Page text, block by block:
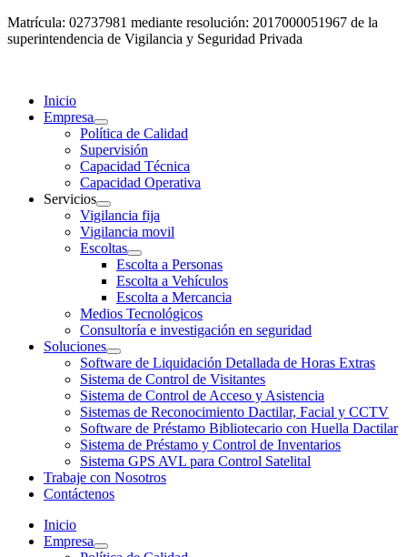
Matrícula: 02737981 mediante resolución: 2017000051967 de la
superintendencia de Vigilancia y Seguridad Privada
Inicio
Empresa
Política de Calidad
Supervisión
Capacidad Técnica
Capacidad Operativa
Servicios
Vigilancia fija
Vigilancia movil
Escoltas
Escolta a Personas
Escolta a Vehículos
Escolta a Mercancia
Medios Tecnológicos
Consultoría e investigación en seguridad
Soluciones
Software de Liquidación Detallada de Horas Extras
Sistema de Control de Visitantes
Sistema de Control de Acceso y Asistencia
Sistemas de Reconocimiento Dactilar, Facial y CCTV
Software de Préstamo Bibliotecario con Huella Dactilar
Sistema de Préstamo y Control de Inventarios
Sistema GPS AVL para Control Satelital
Trabaje con Nosotros
Contáctenos
Inicio
Empresa